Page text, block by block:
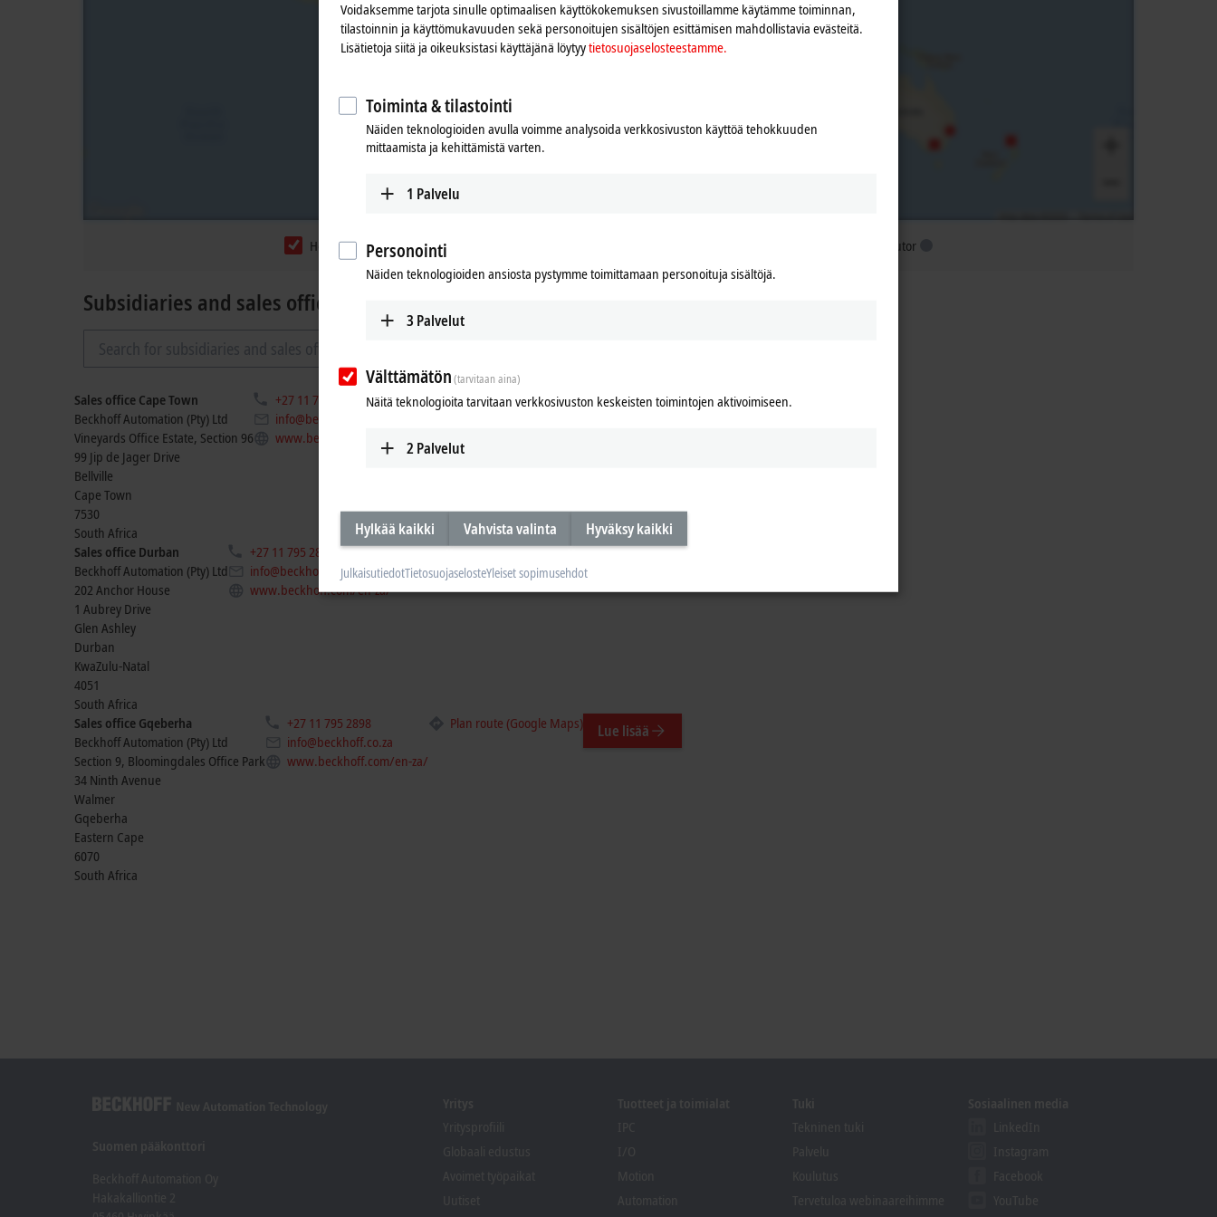
Hyväksy
Headquarters Subsidiary distributor
Subsidiaries and sales offices
Sales office Cape Town
Beckhoff Automation (Pty) Ltd
Vineyards Office Estate, Section 96
99 Jip de Jager Drive
Bellville
Cape Town
7530
South Africa
+27 11 795 2898
info@beckhoff.co.za
www.beckhoff.com/en-za/
Plan route (Google Maps) Lue lisää
Sales office Durban
Beckhoff Automation (Pty) Ltd
202 Anchor House
1 Aubrey Drive
Glen Ashley
Durban
KwaZulu-Natal
4051
South Africa
+27 11 795 2898
info@beckhoff.co.za
www.beckhoff.com/en-za/
Plan route (Google Maps)
Sales office Gqeberha
Beckhoff Automation (Pty) Ltd
Section 9, Bloomingdales Office Park
34 Ninth Avenue
Walmer
Gqeberha
Eastern Cape
6070
South Africa
+27 11 795 2898
info@beckhoff.co.za
www.beckhoff.com/en-za/
Plan route (Google Maps) Lue lisää
Voidaksemme tarjota sinulle optimaalisen käyttökokemuksen sivustoillamme käytämme toiminnan,
tilastoinnin ja käyttömukavuuden sekä personoitujen sisältöjen esittämisen mahdollistavia evästeitä.
Lisätietoja siitä ja oikeuksistasi käyttäjänä löytyytietosuojaselosteestamme.
Toiminta & tilastointi
Näiden teknologioiden avulla voimme analysoida verkkosivuston käyttöä tehokkuuden
mittaamista ja kehittämistä varten.
1 Palvelu
Personointi
Näiden teknologioiden ansiosta pystymme toimittamaan personoituja sisältöjä.
3 Palvelut
Välttämätön(tarvitaan aina)
Näitä teknologioita tarvitaan verkkosivuston keskeisten toimintojen aktivoimiseen.
2 Palvelut
Hylkää kaikki Vahvista valinta Hyväksy kaikki
JulkaisutiedotTietosuojaselosteYleiset sopimusehdot